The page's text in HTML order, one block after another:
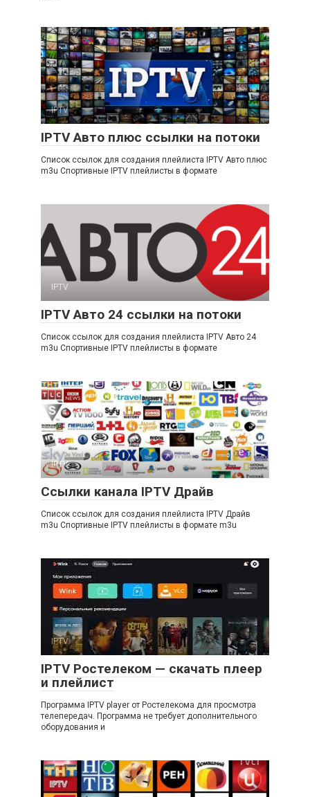
IPTV
IPTV Авто плюс ссылки на потоки
Список ссылок для создания плейлиста IPTV Авто плюс
m3u Спортивные IPTV плейлисты в формате
IPTV
IPTV Авто 24 ссылки на потоки
Список ссылок для создания плейлиста IPTV Авто 24
m3u Спортивные IPTV плейлисты в формате
IPTV
Ссылки канала IPTV Драйв
Список ссылок для создания плейлиста IPTV Драйв
m3u Спортивные IPTV плейлисты в формате m3u
IPTV
IPTV Ростелеком — скачать плеер
и плейлист
Программа IPTV player от Ростелекома для просмотра
телепередач. Программа не требует дополнительного
оборудования и